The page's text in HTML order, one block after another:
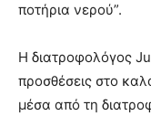
ποτήρια νερού”.
Η διατροφολόγος
προσθέσεις στο
μέσα από τη